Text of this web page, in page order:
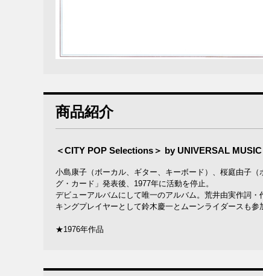
商品紹介
＜CITY POP Selections＞ by UNIVERSAL MUSIC
小島康子（ボーカル、ギター、キーボード）、桜庭由子
グ・カード」発表後、1977年に活動を停止。
デビューアルバムにして唯一のアルバム。荒井由実作詞
キングプレイヤーとして鈴木慶一とムーンライダースも参
★1976年作品